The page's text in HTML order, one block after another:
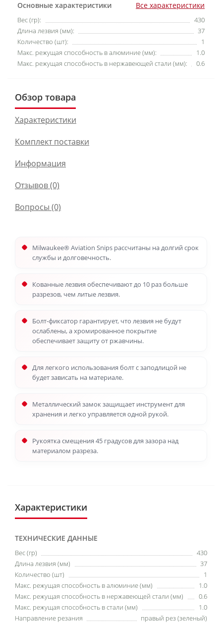
Основные характеристики Все характеристики
Вес (гр):
430
Длина лезвия (мм):
37
Количество (шт):
1
Макс. режущая способность в алюминие (мм):
1.0
Макс. режущая способность в нержавеющей стали (мм):
0.6
Обзор товара
Характеристики
Комплект поставки
Информация
Отзывов (0)
Вопросы (0)
Milwaukee® Aviation Snips рассчитаны на долгий срок
службы и долговечность.
Кованные лезвия обеспечивают до 10 раз больше
разрезов, чем литые лезвия.
Болт-фиксатор гарантирует, что лезвия не будут
ослаблены, а хромированное покрытие
обеспечивает защиту от ржавчины.
Для легкого использования болт с заподлицой не
будет зависать на материале.
Металлический замок защищает инструмент для
хранения и легко управляется одной рукой.
Рукоятка смещения 45 градусов для зазора над
материалом разреза.
Характеристики
ТЕХНИЧЕСКИЕ ДАННЫЕ
Вес (гр)
430
Длина лезвия (мм)
37
Количество (шт)
1
Макс. режущая способность в алюминие (мм)
1.0
Макс. режущая способность в нержавеющей стали (мм)
0.6
Макс. режущая способность в стали (мм)
1.0
Направление резания
правый рез (зеленый)